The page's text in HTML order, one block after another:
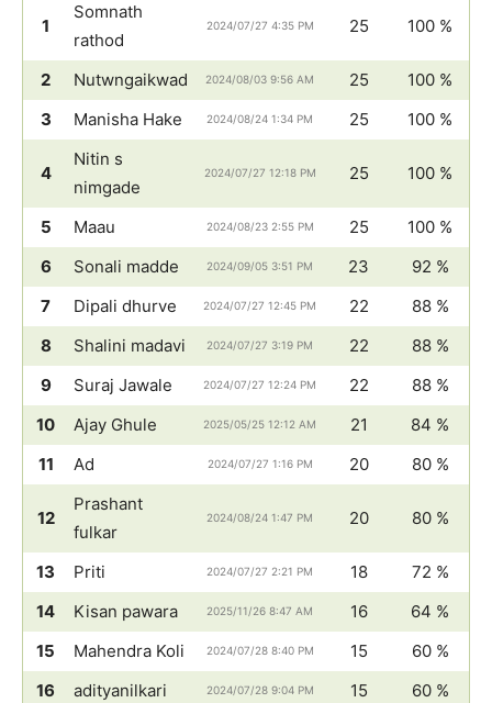
1
Somnath
rathod
2024/07/27 4:35 PM 25 100 %
2 Nutwngaikwad 2024/08/03 9:56 AM 25
100 %
3
Manisha Hake 2024/08/24 1:34 PM 25 100 %
4
Nitin s
nimgade
2024/07/27 12:18 PM 25 100 %
5 Maau 2024/08/23 2:55 PM 25
100 %
6
Sonali madde 2024/09/05 3:51 PM 23
92 %
7
Dipali dhurve 2024/07/27 12:45 PM 22
88 %
8
Shalini madavi 2024/07/27 3:19 PM 22
88 %
9
Suraj Jawale 2024/07/27 12:24 PM 22
88 %
10
Ajay Ghule 2025/05/25 12:12 AM 21
84 %
11
Ad 2024/07/27 1:16 PM 20 80 %
12
Prashant
fulkar
2024/08/24 1:47 PM 20 80 %
13 Priti 2024/07/27 2:21 PM 18
72 %
14
Kisan pawara 2025/11/26 8:47 AM 16
64 %
15
Mahendra Koli 2024/07/28 8:40 PM 15
60 %
16
adityanilkari 2024/07/28 9:04 PM 15
60 %